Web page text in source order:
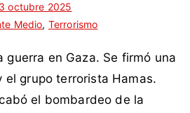
octubre 2025
Medio, Terrorismo
guerra en Gaza. Se firmó una
el grupo terrorista Hamas.
el bombardeo de la